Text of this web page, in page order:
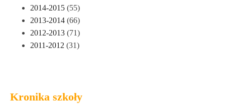
2014-2015 (55)
2013-2014 (66)
2012-2013 (71)
2011-2012 (31)
Kronika szkoły